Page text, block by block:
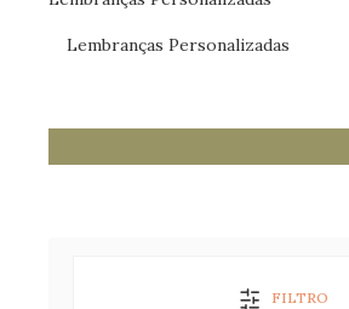
Lembranças Personalizadas
FILTRO